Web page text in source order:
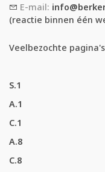
E-mail:
(reactie binnen één
Veelbezochte pagina's
S.1
A.1
C.1
A.8
C.8